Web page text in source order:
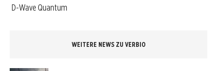
D-Wave Quantum
WEITERE NEWS ZU VERBIO